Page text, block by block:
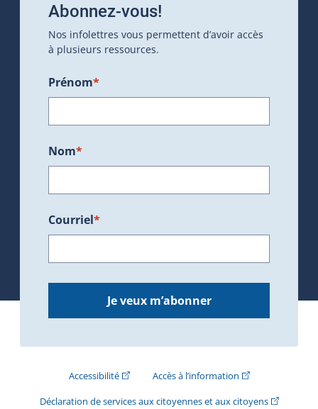
Abonnez-vous!
Nos infolettres vous permettent d’avoir accès
à plusieurs ressources.
Prénom*
Nom*
Courriel*
Je veux m’abonner
Accessibilité(Cet hyperlien externe s'ouvrira dans une
Accès à l’information(Cet hyperlien
Déclaration de services aux citoyennes et aux citoyens(Cet